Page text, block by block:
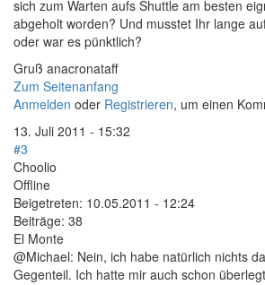
sich zum Warten aufs Shuttle am besten
abgeholt worden? Und musstet Ihr lange
oder war es pünktlich?
Gruß anacronataff
Zum Seitenanfang
Anmelden oder Registrieren, um einen
13. Juli 2011 - 15:32
#3
Choolio
Offline
Beigetreten: 10.05.2011 - 12:24
Beiträge: 38
El Monte
@Michael: Nein, ich habe natürlich nichts
Gegenteil. Ich hatte mir auch schon